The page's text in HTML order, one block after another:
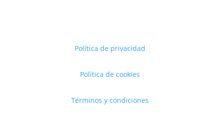
Política de privacidad
Política de cookies
Términos y condiciones